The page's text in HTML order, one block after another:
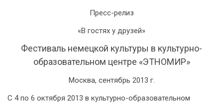
Пресс-релиз
«В гостях у друзей»
Фестиваль немецкой культуры в культурно-
образовательном центре «ЭТНОМИР»
Москва, сентябрь 2013 г.
С 4 по 6 октября 2013 в культурно-образовательном